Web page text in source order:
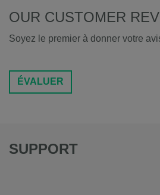
OUR CUSTOMER
Soyez le premier à donner votre
ÉVALUER
SUPPORT